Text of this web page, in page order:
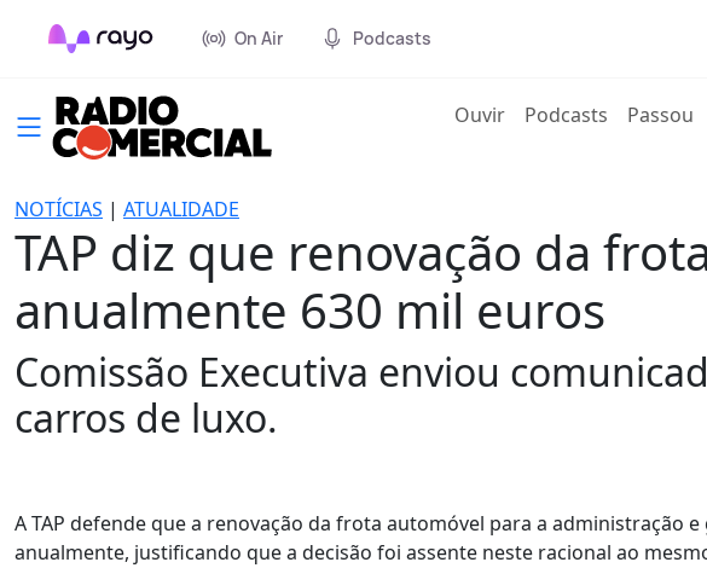
On Air Podcasts
Ouvir(current)
Podcasts Passou
NOTÍCIAS | ATUALIDADE
TAP diz que renovação da
anualmente 630 mil euros
Comissão Executiva enviou
carros de luxo.
A TAP defende que a renovação da frota automóvel para a administração
anualmente, justificando que a decisão foi assente neste racional ao